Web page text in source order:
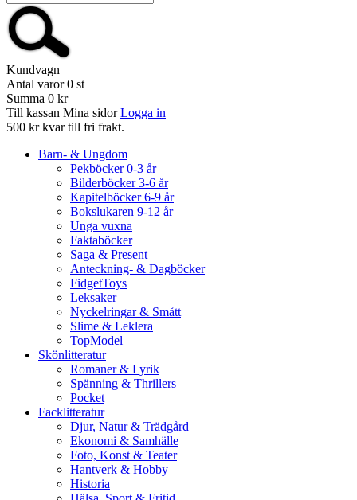
Kundvagn
Antal varor 0 st
Summa 0 kr
Till kassan Mina sidor Logga in
500 kr kvar till fri frakt.
Barn- & Ungdom
Pekböcker 0-3 år
Bilderböcker 3-6 år
Kapitelböcker 6-9 år
Bokslukaren 9-12 år
Unga vuxna
Faktaböcker
Saga & Present
Anteckning- & Dagböcker
FidgetToys
Leksaker
Nyckelringar & Smått
Slime & Leklera
TopModel
Skönlitteratur
Romaner & Lyrik
Spänning & Thrillers
Pocket
Facklitteratur
Djur, Natur & Trädgård
Ekonomi & Samhälle
Foto, Konst & Teater
Hantverk & Hobby
Historia